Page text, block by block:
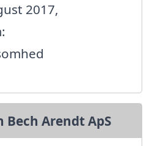
2017,
Bech Arendt ApS